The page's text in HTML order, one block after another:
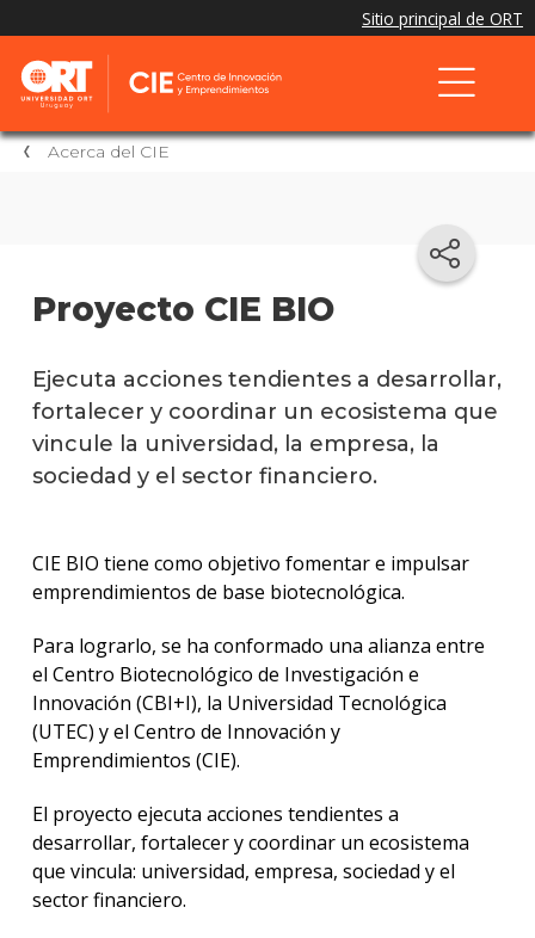
Acerca del CIE
Proyecto CIE BIO
Ejecuta acciones tendientes a desarrollar,
fortalecer y coordinar un ecosistema que
vincule la universidad, la empresa, la
sociedad y el sector financiero.
CIE BIO tiene como objetivo fomentar e impulsar
emprendimientos de base biotecnológica.
Para lograrlo, se ha conformado una alianza entre
el Centro Biotecnológico de Investigación e
Innovación (CBI+I), la Universidad Tecnológica
(UTEC) y el Centro de Innovación y
Emprendimientos (CIE).
El proyecto ejecuta acciones tendientes a
desarrollar, fortalecer y coordinar un ecosistema
que vincula: universidad, empresa, sociedad y el
sector financiero.